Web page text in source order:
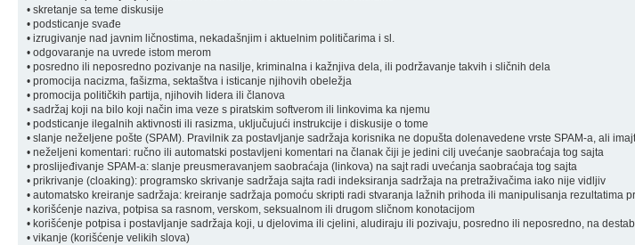
• skretanje sa teme diskusije
• podsticanje svađe
• izrugivanje nad javnim ličnostima, nekadašnjim i aktuelnim političarima i sl.
• odgovaranje na uvrede istom merom
• posredno ili neposredno pozivanje na nasilje, kriminalna i kažnjiva dela, ili podržavanje takvih i sličnih dela
• promocija nacizma, fašizma, sektaštva i isticanje njihovih obeležja
• promocija političkih partija, njihovih lidera ili članova
• sadržaj koji na bilo koji način ima veze s piratskim softverom ili linkovima ka njemu
• podsticanje ilegalnih aktivnosti ili rasizma, uključujući instrukcije i diskusije o tome
• slanje neželjene pošte (SPAM). Pravilnik za postavljanje sadržaja korisnika ne dopušta dolenavedene vrste SPAM-a, ali
• neželjeni komentari: ručno ili automatski postavljeni komentari na članak čiji je jedini cilj uvećanje saobraćaja tog sajta
• proslijeđivanje SPAM-a: slanje preusmeravanjem saobraćaja (linkova) na sajt radi uvećanja saobraćaja tog sajta
• prikrivanje (cloaking): programsko skrivanje sadržaja sajta radi indeksiranja sadržaja na pretraživačima iako nije vidljiv
• automatsko kreiranje sadržaja: kreiranje sadržaja pomoću skripti radi stvaranja lažnih prihoda ili manipulisanja rezultatima
• korišćenje naziva, potpisa sa rasnom, verskom, seksualnom ili drugom sličnom konotacijom
• korišćenje potpisa i postavljanje sadržaja koji, u djelovima ili cjelini, aludiraju ili pozivaju, posredno ili neposredno, na
• vikanje (korišćenje velikih slova)